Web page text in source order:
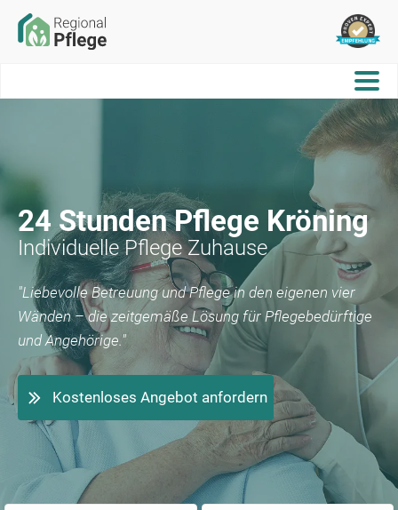
24 Stunden Pflege Kröning
Individuelle Pflege Zuhause
"Liebevolle Betreuung und Pflege in den eigenen vier
Wänden – die zeitgemäße Lösung für Pflegebedürftige
und Angehörige."
Kostenloses Angebot anfordern